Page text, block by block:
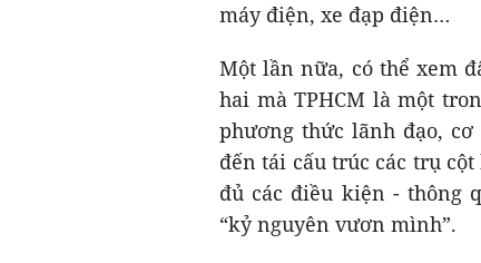
máy điện, xe đạp điện…
Một lần nữa, có thể xem
hai mà TPHCM là một
phương thức lãnh đạo,
đến tái cấu trúc các trụ
đủ các điều kiện - thông
“kỷ nguyên vươn mình”.